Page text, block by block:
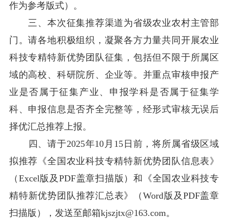
作为参考版式） 。
三、本次征集推荐渠道为省级农业农村主管部
门。请各地积极组织，凝聚各方力量共同开展农业
科技专精特新优势团队征集，包括但不限于所属区
域的高校、科研院所、企业等。 并重点审核申报产
业是否属于征集产业、申报学科是否属于征集学
科、申报信息是否齐全完整等，经形式审核无误后
择优汇总推荐上报。
四 、请于2025年10 月 15 日前，将所属省级区域
拟推荐 《全国农业科技专精特新优势团队信息表 》
（Excel版及PDF盖章扫描版 ）和《全国农业科技专
精特新优势团队推荐汇总表》
（Word版 及PDF盖章
扫描版 ） ， 发送至邮箱kjszjtx@163.com。